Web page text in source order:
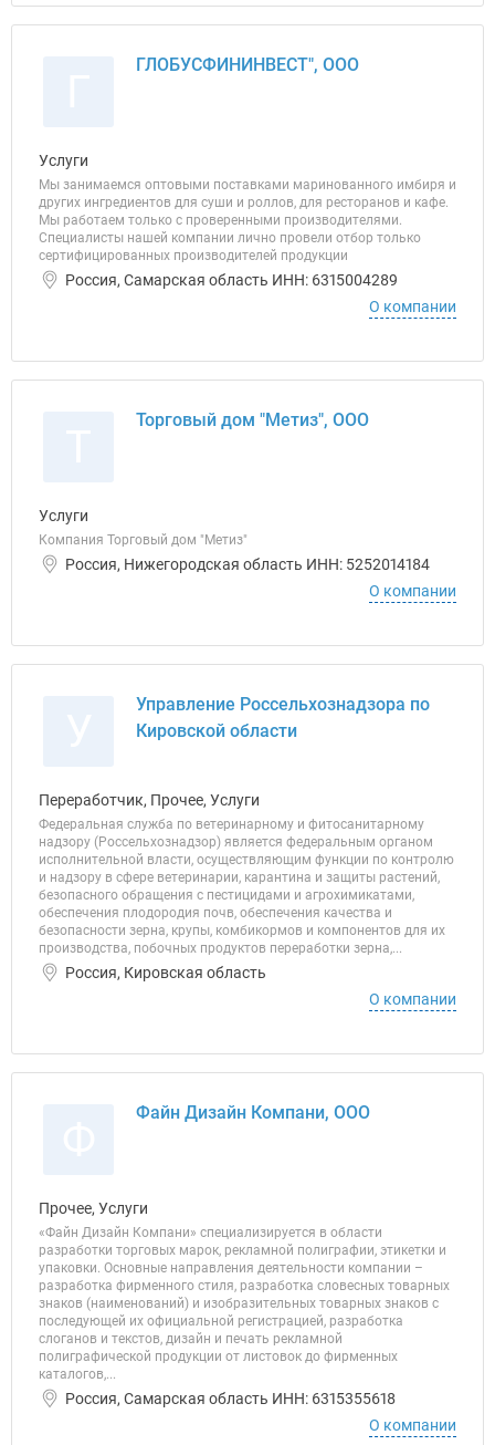
ГЛОБУСФИНИНВЕСТ", ООО
Услуги
Мы занимаемся оптовыми поставками маринованного имбиря и
других ингредиентов для суши и роллов, для ресторанов и кафе.
Мы работаем только с проверенными производителями.
Специалисты нашей компании лично провели отбор только
сертифицированных производителей продукции
Россия, Самарская область ИНН: 6315004289
О компании
Торговый дом "Метиз", ООО
Услуги
Компания Торговый дом "Метиз"
Россия, Нижегородская область ИНН: 5252014184
О компании
Управление Россельхознадзора по
Кировской области
Переработчик, Прочее, Услуги
Федеральная служба по ветеринарному и фитосанитарному
надзору (Россельхознадзор) является федеральным органом
исполнительной власти, осуществляющим функции по контролю
и надзору в сфере ветеринарии, карантина и защиты растений,
безопасного обращения с пестицидами и агрохимикатами,
обеспечения плодородия почв, обеспечения качества и
безопасности зерна, крупы, комбикормов и компонентов для их
производства, побочных продуктов переработки зерна,...
Россия, Кировская область
О компании
Файн Дизайн Компани, ООО
Прочее, Услуги
«Файн Дизайн Компани» специализируется в области
разработки торговых марок, рекламной полиграфии, этикетки и
упаковки. Основные направления деятельности компании –
разработка фирменного стиля, разработка словесных товарных
знаков (наименований) и изобразительных товарных знаков с
последующей их официальной регистрацией, разработка
слоганов и текстов, дизайн и печать рекламной
полиграфической продукции от листовок до фирменных
каталогов,...
Россия, Самарская область ИНН: 6315355618
О компании